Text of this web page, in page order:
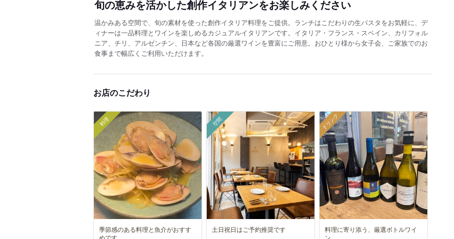
旬の恵みを活かした創作イタリアンをお楽しみください
温かみある空間で、旬の素材を使った創作イタリア料理をご提供。ランチはこだわりの生パスタをお気軽に、デ
ィナーは一品料理とワインを楽しめるカジュアルイタリアンです。イタリア・フランス・スペイン、カリフォル
ニア、チリ、アルゼンチン、日本など各国の厳選ワインを豊富にご用意。おひとり様から女子会、ご家族でのお
食事まで幅広くご利用いただけます。
お店のこだわり
料理
季節感のある料理と魚介がおすす
めです
空間
土日祝日はご予約推奨です
ドリンク
料理に寄り添う、厳選ボトルワイ
ン